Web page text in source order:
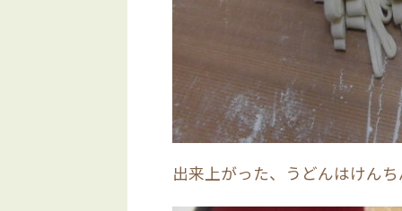
出来上がった、うどんはけん